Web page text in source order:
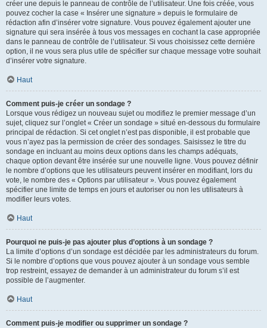
créer une depuis le panneau de contrôle de l’utilisateur. Une fois créée, vous
pouvez cocher la case « Insérer une signature » depuis le formulaire de
rédaction afin d’insérer votre signature. Vous pouvez également ajouter une
signature qui sera insérée à tous vos messages en cochant la case appropriée
dans le panneau de contrôle de l’utilisateur. Si vous choisissez cette dernière
option, il ne vous sera plus utile de spécifier sur chaque message votre souhait
d’insérer votre signature.
Haut
Comment puis-je créer un sondage ?
Lorsque vous rédigez un nouveau sujet ou modifiez le premier message d’un
sujet, cliquez sur l’onglet « Créer un sondage » situé en-dessous du formulaire
principal de rédaction. Si cet onglet n’est pas disponible, il est probable que
vous n’ayez pas la permission de créer des sondages. Saisissez le titre du
sondage en incluant au moins deux options dans les champs adéquats,
chaque option devant être insérée sur une nouvelle ligne. Vous pouvez définir
le nombre d’options que les utilisateurs peuvent insérer en modifiant, lors du
vote, le nombre des « Options par utilisateur ». Vous pouvez également
spécifier une limite de temps en jours et autoriser ou non les utilisateurs à
modifier leurs votes.
Haut
Pourquoi ne puis-je pas ajouter plus d’options à un sondage ?
La limite d’options d’un sondage est décidée par les administrateurs du forum.
Si le nombre d’options que vous pouvez ajouter à un sondage vous semble
trop restreint, essayez de demander à un administrateur du forum s’il est
possible de l’augmenter.
Haut
Comment puis-je modifier ou supprimer un sondage ?